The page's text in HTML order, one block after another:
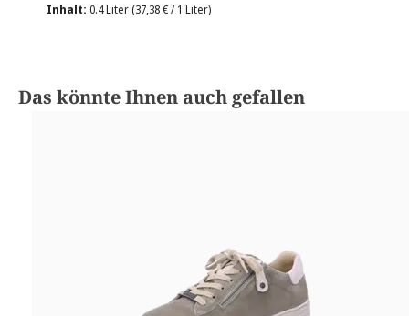
Inhalt: 0.4 Liter (37,38 € / 1 Liter)
Produktgalerie überspringen
Das könnte Ihnen auch gefallen